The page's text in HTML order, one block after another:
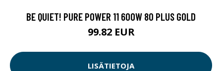
BE QUIET! PURE POWER 11 600W 80 PLUS GOLD
99.82 EUR
LISÄTIETOJA